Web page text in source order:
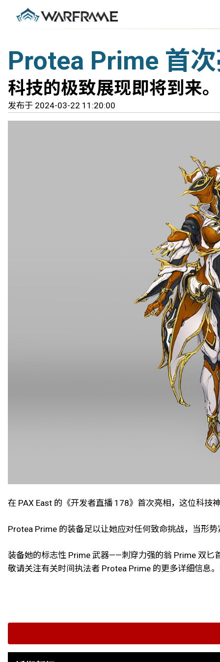
Protea Prime 首
科技的极致展现即将到来。
发布于 2024-03-22 11:20:00
在 PAX East 的《开发者直播 178》首次亮相，这位科
Protea Prime 的装备足以让她应对任何致命挑战，当形
装备她的标志性 Prime 武器——刺穿力强的翁 Prime 双匕
敬请关注有关时间执法者 Protea Prime 的更多详细信息